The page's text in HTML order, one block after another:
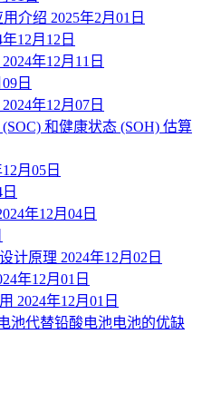
用介绍 2025年2月01日
年12月12日
2024年12月11日
日
2024年12月07日
和健康状态 (SOH) 估算
月05日
年12月04日
计原理 2024年12月02日
年12月01日
2024年12月01日
池代替铅酸电池电池的优缺